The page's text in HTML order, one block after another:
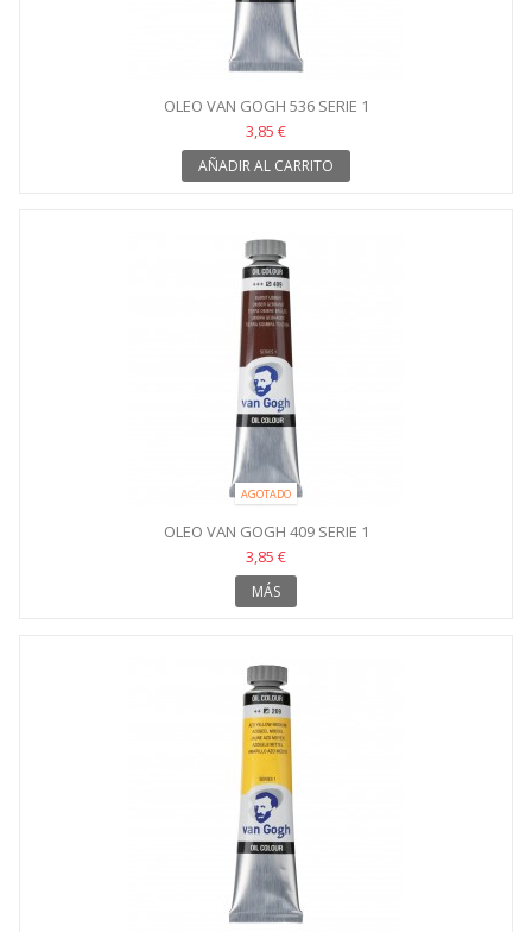
OLEO VAN GOGH 536 SERIE 1
3,85 €
AÑADIR AL CARRITO
AGOTADO
OLEO VAN GOGH 409 SERIE 1
3,85 €
MÁS